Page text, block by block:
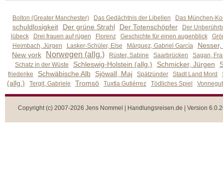
Bolton (Greater Manchester) Das Gedächtnis der Libellen Das München-
schuldlosigkeit Der grüne Strahl Der Totenschöpfer
Der
lübeck
Drei frauen auf rügen Florenz Geschichte für einen augenblick
Heimbach, Jürgen
Lasker-Schüler, Else Márquez, Gabriel García
New york
Norwegen (allg.) Rüster, Sabine Saarbrücken
Sagan,
Schatz in der Wüste
Schleswig-Holstein (allg.) Schmicker, Jürgen
friederike Schwäbische Alb Sjöwall, Maj Spätzünder Stadt Land Mord
(allg.) Tergit, Gabriele Tromsö Tuxtla Gutiérrez Tödliches Spiel
Copyright (c) 2007-2026 Jens Nommel | Handlungsreisen.de | Version